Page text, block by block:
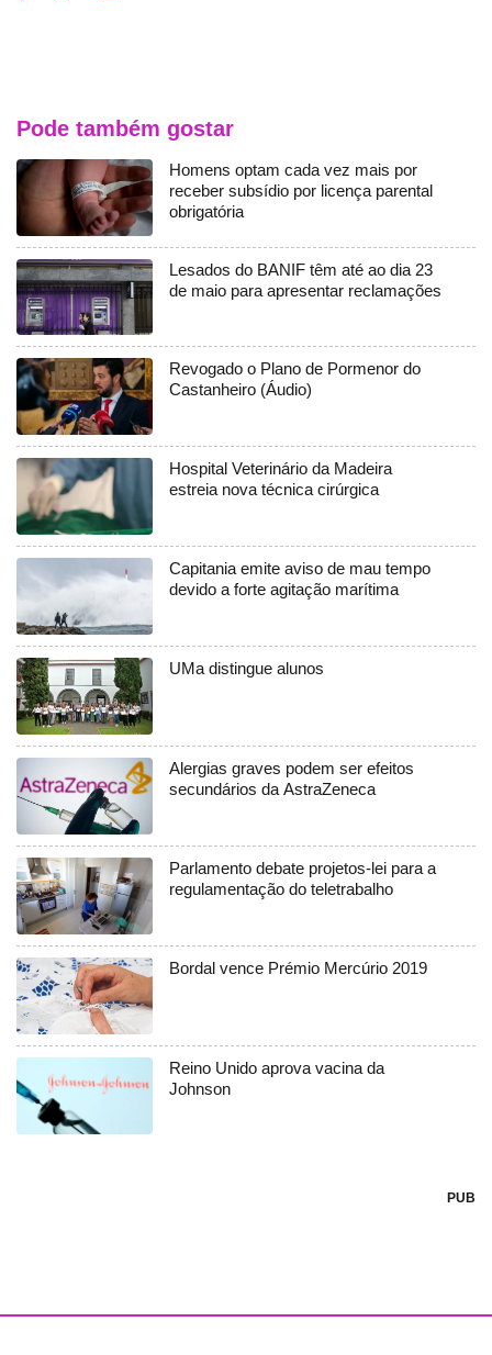
Pode também gostar
Homens optam cada vez mais por
receber subsídio por licença parental
obrigatória
Lesados do BANIF têm até ao dia 23
de maio para apresentar reclamações
Revogado o Plano de Pormenor do
Castanheiro (Áudio)
Hospital Veterinário da Madeira
estreia nova técnica cirúrgica
Capitania emite aviso de mau tempo
devido a forte agitação marítima
UMa distingue alunos
Alergias graves podem ser efeitos
secundários da AstraZeneca
Parlamento debate projetos-lei para a
regulamentação do teletrabalho
Bordal vence Prémio Mercúrio 2019
Reino Unido aprova vacina da
Johnson
PUB